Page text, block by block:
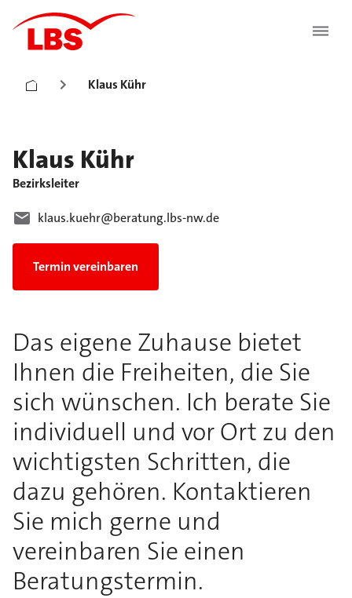
Klaus Kühr
Klaus Kühr
Bezirksleiter
klaus.kuehr@beratung.lbs-nw.de
Termin vereinbaren
Das eigene Zuhause bietet
Ihnen die Freiheiten, die Sie
sich wünschen. Ich berate Sie
individuell und vor Ort zu den
wichtigsten Schritten, die
dazu gehören. Kontaktieren
Sie mich gerne und
vereinbaren Sie einen
Beratungstermin.